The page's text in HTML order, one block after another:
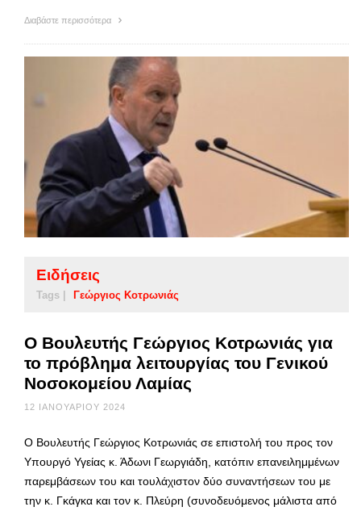
Διαβάστε περισσότερα
Ειδήσεις
Tags | Γεώργιος Κοτρωνιάς
Ο Βουλευτής Γεώργιος Κοτρωνιάς για
το πρόβλημα λειτουργίας του Γενικού
Νοσοκομείου Λαμίας
12 ΙΑΝΟΥΑΡΊΟΥ 2024
Ο Βουλευτής Γεώργιος Κοτρωνιάς σε επιστολή του προς τον
Υπουργό Υγείας κ. Άδωνι Γεωργιάδη, κατόπιν επανειλημμένων
παρεμβάσεων του και τουλάχιστον δύο συναντήσεων του με
την κ. Γκάγκα και τον κ. Πλεύρη (συνοδευόμενος μάλιστα από